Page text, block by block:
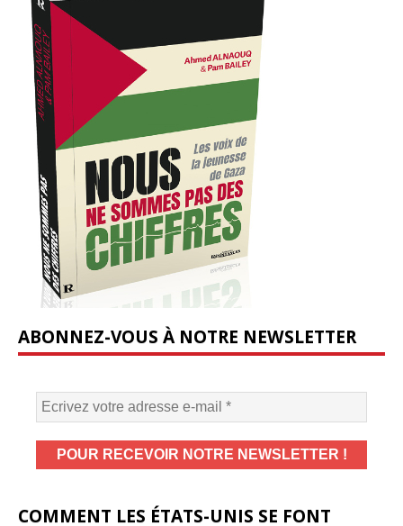
ABONNEZ-VOUS À NOTRE NEWSLETTER
COMMENT LES ÉTATS-UNIS SE FONT